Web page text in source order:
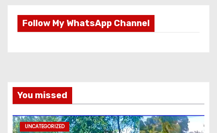
Follow My WhatsApp Channel
You missed
UNCATEGORIZED